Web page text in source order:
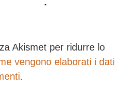
*
Akismet per ridurre lo
vengono elaborati i dati
.